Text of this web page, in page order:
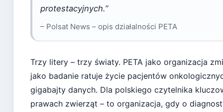
protestacyjnych.”
– Polsat News – opis działalności PETA
Trzy litery – trzy światy. PETA jako organizacja
jako badanie ratuje życie pacjentów
gigabajty danych. Dla polskiego czytelnika
prawach zwierząt – to organizacja, gdy o